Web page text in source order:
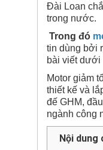
Đài Loan
trong nước.
Trong đó
tin dùng bởi
bài viết dưới
Motor giảm
thiết kế và
đế GHM,
ngành công
Nội dung